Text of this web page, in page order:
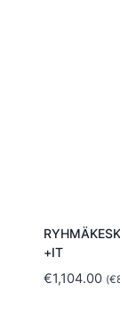
+IT
€1,104.00 (€